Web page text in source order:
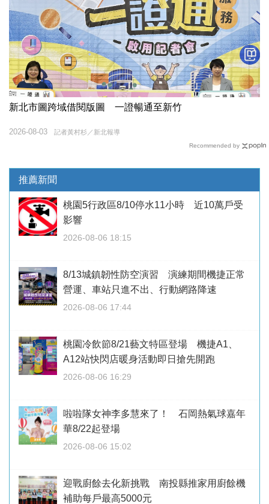
新北市圖跨域借閱版圖 一證暢通至新竹
記者黃村杉／新北報導
2026-08-03
Recommended by
推薦新聞
桃園5行政區8/10停水11小時 近10萬戶受
影響
2026-08-06 18:15
8/13城鎮韌性防空演習 演練期間機捷正常
營運、車站只進不出、行動網路降速
2026-08-06 17:44
桃園冷飲節8/21藝文特區登場 機捷A1、
A12站快閃店暖身活動即日搶先開跑
2026-08-06 16:29
啦啦隊女神李多慧來了！ 石岡熱氣球嘉年
華8/22起登場
2026-08-06 15:02
迎戰廚餘去化新挑戰 南投縣推家用廚餘機
補助每戶最高5000元